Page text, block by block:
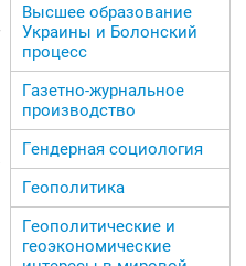
Высшее образование
Украины и Болонский
процесс
Газетно-журнальное
производство
Гендерная социология
Геополитика
Геополитические и
геоэкономические